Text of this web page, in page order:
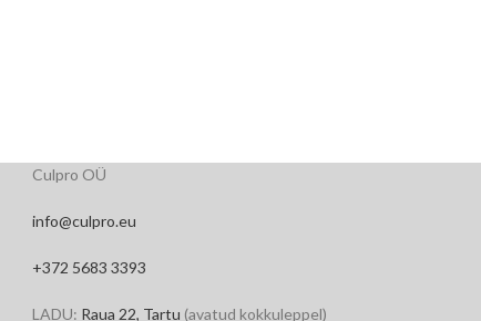
Culpro OÜ
info@culpro.eu
+372 5683 3393
LADU: Raua 22, Tartu (avatud kokkuleppel)